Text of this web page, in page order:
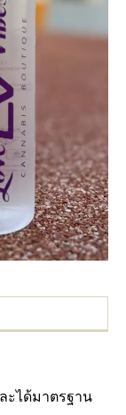
ะได้มาตรฐาน